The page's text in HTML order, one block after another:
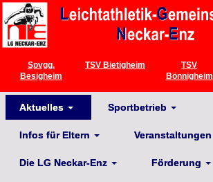
Spvgg.
Besigheim
TSV Bietigheim
TSV
Bönnigheim
Aktuelles Sportbetrieb
Infos für Eltern Veranstaltungen
Die LG Neckar-Enz Förderung